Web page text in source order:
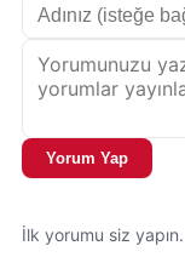
Yorum Yap
İlk yorumu siz yapın.